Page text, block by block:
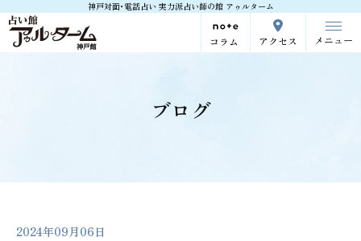
神戸対面･電話占い 実力派占い師の館 アゥルターム
コラム アクセス メニュー
ブログ
2024年09月06日